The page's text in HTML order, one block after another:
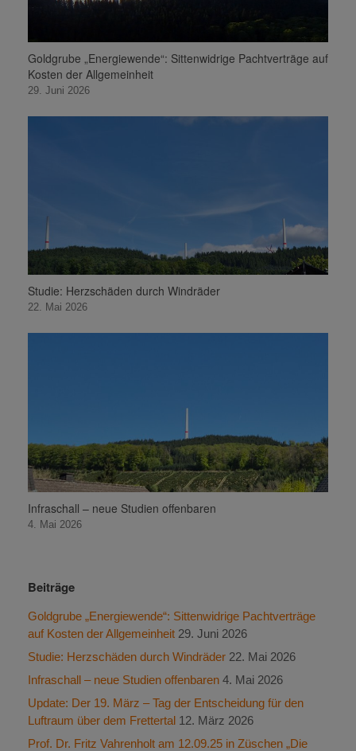
Goldgrube „Energiewende“: Sittenwidrige Pachtverträge auf
Kosten der Allgemeinheit
29. Juni 2026
Studie: Herzschäden durch Windräder
22. Mai 2026
Infraschall – neue Studien offenbaren
4. Mai 2026
Beiträge
Goldgrube „Energiewende“: Sittenwidrige Pachtverträge
auf Kosten der Allgemeinheit 29. Juni 2026
Studie: Herzschäden durch Windräder 22. Mai 2026
Infraschall – neue Studien offenbaren 4. Mai 2026
Update: Der 19. März – Tag der Entscheidung für den
Luftraum über dem Frettertal 12. März 2026
Prof. Dr. Fritz Vahrenholt am 12.09.25 in Züschen „Die